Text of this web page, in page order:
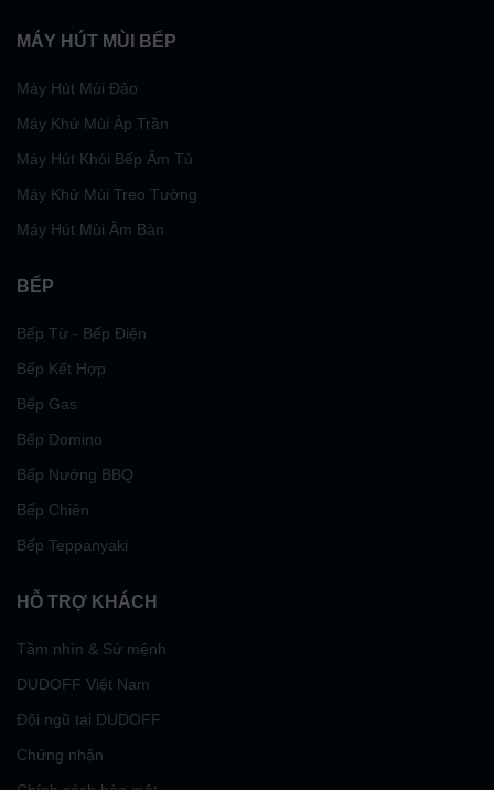
MÁY HÚT MÙI BẾP
Máy Hút Mùi Đảo
Máy Khử Mùi Áp Trần
Máy Hút Khói Bếp Âm Tủ
Máy Khử Mùi Treo Tường
Máy Hút Mùi Âm Bàn
BẾP
Bếp Từ - Bếp Điện
Bếp Kết Hợp
Bếp Gas
Bếp Domino
Bếp Nướng BBQ
Bếp Chiên
Bếp Teppanyaki
HỖ TRỢ KHÁCH
Tầm nhìn & Sứ mệnh
DUDOFF Việt Nam
Đội ngũ tại DUDOFF
Chứng nhận